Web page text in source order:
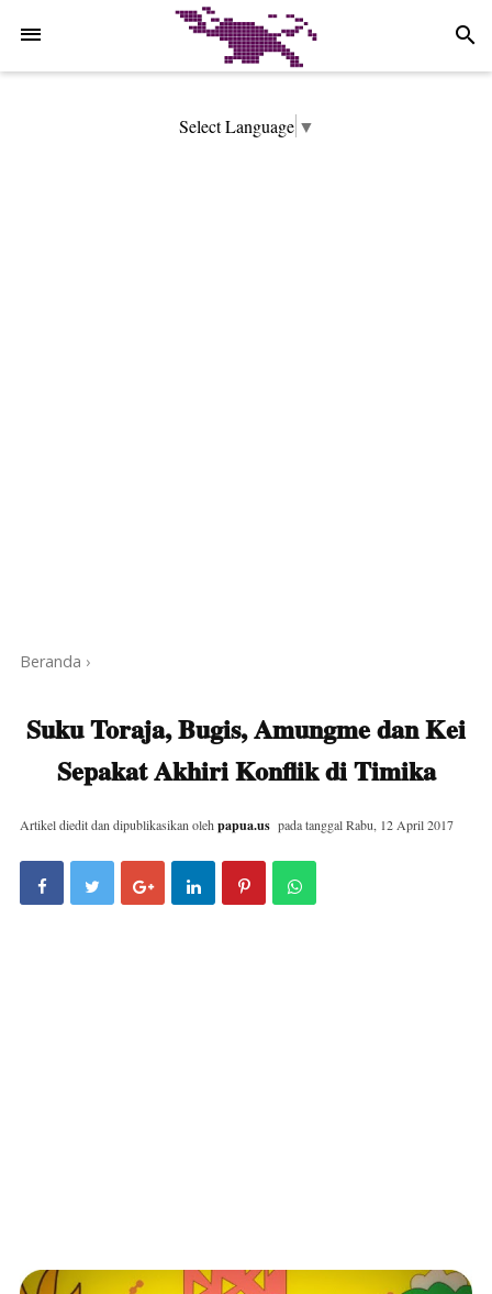
search
Select Language ▼
Beranda ›
Suku Toraja, Bugis, Amungme dan Kei
Sepakat Akhiri Konflik di Timika
Artikel diedit dan dipublikasikan oleh papua.us pada tanggalRabu, 12 April 2017